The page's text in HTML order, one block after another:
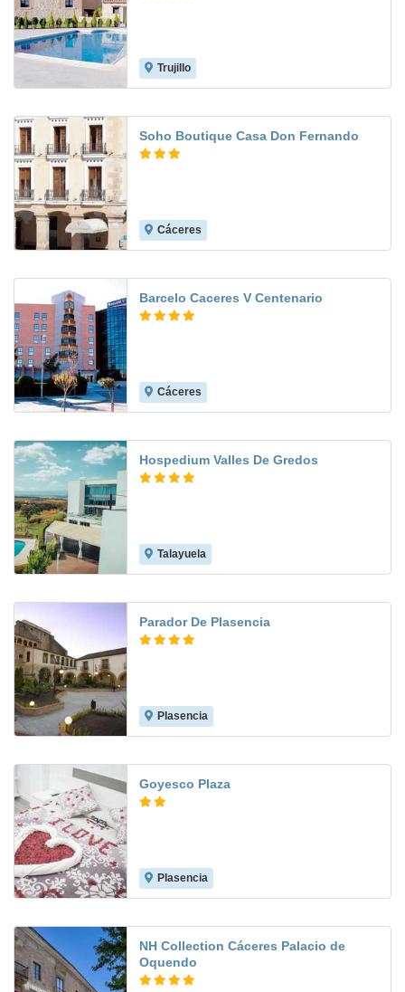
Trujillo
Soho Boutique Casa Don Fernando
Cáceres
Barcelo Caceres V Centenario
Cáceres
Hospedium Valles De Gredos
Talayuela
Parador De Plasencia
Plasencia
Goyesco Plaza
Plasencia
NH Collection Cáceres Palacio de
Oquendo